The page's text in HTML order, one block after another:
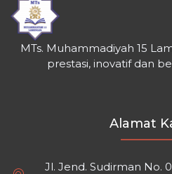
MTs. Muhammadiyah 15
prestasi, inovatif dan
Alamat
Jl. Jend. Sudirman No.